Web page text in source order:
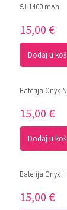
5J 1400 mAh
15,00 €
Dodaj u
Baterija Onyx
15,00 €
Dodaj u
Baterija Onyx
15,00 €